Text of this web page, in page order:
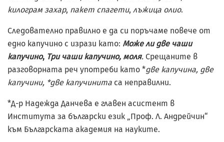
килограм захар, пакет спагети, лъжица олио.
Следователно правилно е да си поръчаме повече от
едно капучино с изрази като: Може ли две чаши
капучино, Три чаши капучино, моля. Срещаните в
разговорната реч употреби като *две капучина, две
капучини, *две капучинита са неправилни.
*Д-р Надежда Данчева е главен асистент в
Института за български език „Проф. Л. Андрейчин“
към Българската академия на науките.